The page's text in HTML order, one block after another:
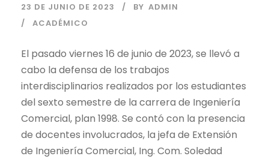
23 DE JUNIO DE 2023 BY ADMIN
ACADÉMICO
El pasado viernes 16 de junio de 2023, se llevó a
cabo la defensa de los trabajos
interdisciplinarios realizados por los estudiantes
del sexto semestre de la carrera de Ingeniería
Comercial, plan 1998. Se contó con la presencia
de docentes involucrados, la jefa de Extensión
de Ingeniería Comercial, Ing. Com. Soledad